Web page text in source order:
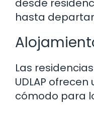
desde
hasta
Las
UDLAP
cómodo para